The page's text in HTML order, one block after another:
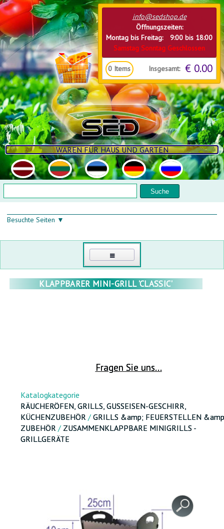
Direkt zum Inhalt
info@sedshop.de
Öffnungszeiten:
Montag bis Freitag: 9:00 bis 18:00
Samstag Sonntag Geschlossen
0 Items Insgesamt: € 0.00
WAREN FÜR HAUS UND GARTEN
Besuchte Seiten ▼
KLAPPBARER MINI-GRILL 'CLASSIC'
PASSWORT ERNEUERN
ÜBER UNS
FRÜHBEETE UND GEWÄCHSHÄUSER
POLYCARBONAT
FOLIENGEWÄCHSHAUS TUNNEL
GEWÄCHSHÄUSER AUS HOLZ
FRÜHBEET
BEETEINFASSUNGEN UND GARTENWEGE
RÄUCHERÖFEN, GRILLS, GUSSEISEN-GESCHIRR, KESSEL,
KÜCHENZUBEHÖR
SPORT, FREIZEIT UND TOURISMUS
AGROFOLIEN UND FOLIEN
Fragen Sie uns...
Katalogkategorie
RÄUCHERÖFEN, GRILLS, GUSSEISEN-GESCHIRR,
KÜCHENZUBEHÖR /GRILLS &amp; FEUERSTELLEN
ZUBEHÖR / ZUSAMMENKLAPPBARE MINIGRILLS -
GRILLGERÄTE